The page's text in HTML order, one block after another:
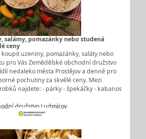
salámy, pomazánky nebo studená
ceny
uzeniny, pomazánky, saláty nebo
pro Vás Zemědělské obchodní družstvo
nedaleko města Prostějov a denně pro
pochutiny za skvělé ceny. Mezi
najdete: - párky - špekáčky - kabanos
družstvo Ludmírov